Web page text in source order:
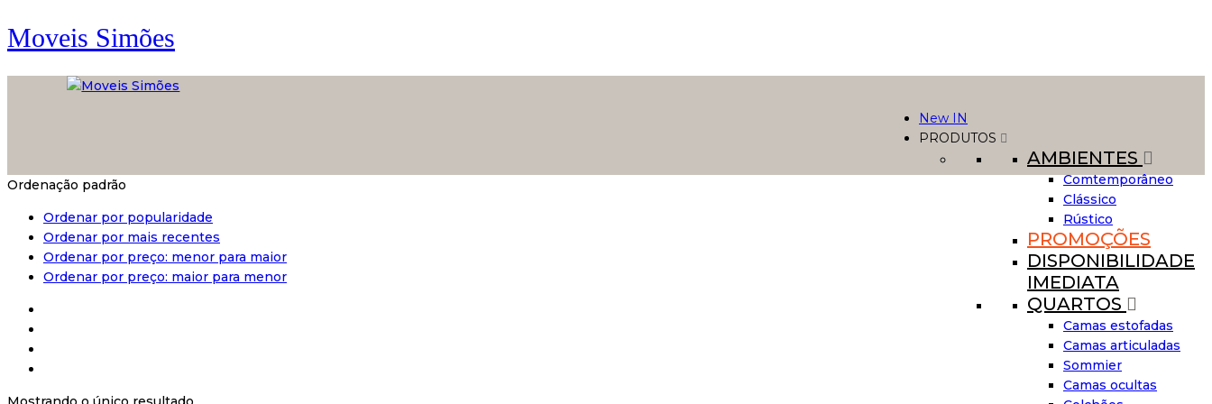
Moveis Simões
New IN
PRODUTOS
AMBIENTES
Comtemporâneo
Clássico
Rústico
PROMOÇÕES
DISPONIBILIDADE
IMEDIATA
QUARTOS
Camas estofadas
Camas articuladas
Sommier
Camas ocultas
Ordenação padrão
Ordenar por popularidade
Ordenar por mais recentes
Ordenar por preço: menor para maior
Ordenar por preço: maior para menor